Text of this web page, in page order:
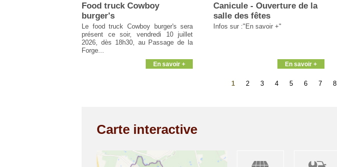
Food truck Cowboy
burger's
Le food truck Cowboy burger's sera
présent ce soir, vendredi 10 juillet
2026, dès 18h30, au Passage de la
Forge...
En savoir +
Canicule - Ouverture de la
salle des fêtes
Infos sur :"En savoir +"
En savoir +
1 2 3 4 5 6 7 8
Carte interactive